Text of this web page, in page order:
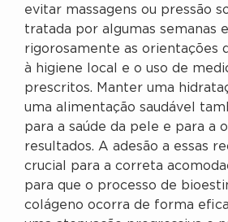
evitar massagens ou pressão
tratada por algumas semanas
rigorosamente as orientações
à higiene local e o uso de
prescritos. Manter uma
uma alimentação saudável
para a saúde da pele e para a
resultados. A adesão a essas
crucial para a correta
para que o processo de
colágeno ocorra de forma